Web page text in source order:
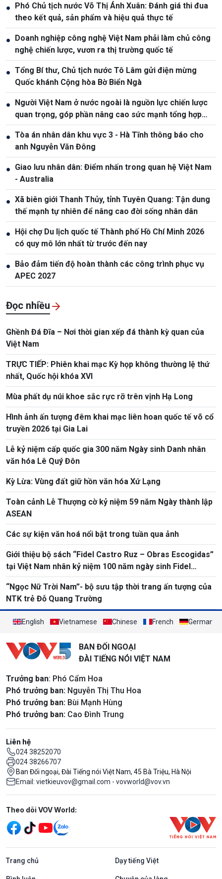
● Phó Chủ tịch nước Võ Thị Ánh Xuân: Đánh giá thi đua
theo kết quả, sản phẩm và hiệu quả thực tế
● Doanh nghiệp công nghệ Việt Nam phải làm chủ công
nghệ chiến lược, vươn ra thị trường quốc tế
● Tổng Bí thư, Chủ tịch nước Tô Lâm gửi điện mừng
Quốc khánh Cộng hòa Bờ Biển Ngà
● Người Việt Nam ở nước ngoài là nguồn lực chiến lược
quan trọng, góp phần nâng cao sức mạnh tổng hợp
quốc gia
● Tòa án nhân dân khu vực 3 - Hà Tĩnh thông báo cho
anh Nguyễn Văn Đông
● Giao lưu nhân dân: Điểm nhấn trong quan hệ Việt Nam
- Australia
● Xã biên giới Thanh Thủy, tỉnh Tuyên Quang: Tận dung
thế mạnh tự nhiên để nâng cao đời sống nhân dân
● Hội chợ Du lịch quốc tế Thành phố Hồ Chí Minh 2026
có quy mô lớn nhất từ trước đến nay
● Bảo đảm tiến độ hoàn thành các công trình phục vụ
APEC 2027
Đọc nhiều
Ghềnh Đá Đĩa – Nơi thời gian xếp đá thành kỳ quan của
Việt Nam
TRỰC TIẾP: Phiên khai mạc Kỳ họp không thường lệ thứ
nhất, Quốc hội khóa XVI
Mùa phất dụ núi khoe sắc rực rỡ trên vịnh Hạ Long
Hình ảnh ấn tượng đêm khai mạc liên hoan quốc tế võ cổ
truyền 2026 tại Gia Lai
Lễ kỷ niệm cấp quốc gia 300 năm Ngày sinh Danh nhân
văn hóa Lê Quý Đôn
Kỳ Lừa: Vùng đất giữ hồn văn hóa Xứ Lạng
Toàn cảnh Lễ Thượng cờ kỷ niệm 59 năm Ngày thành lập
ASEAN
Các sự kiện văn hoá nổi bật trong tuần qua ảnh
Giới thiệu bộ sách “Fidel Castro Ruz – Obras Escogidas”
tại Việt Nam nhân kỷ niệm 100 năm ngày sinh Fidel
Castro
“Ngọc Nữ Trời Nam”- bộ sưu tập thời trang ấn tượng của
NTK trẻ Đỗ Quang Trường
English Vietnamese Chinese French German
BAN ĐỐI NGOẠI
ĐÀI TIẾNG NÓI VIỆT NAM
Trưởng ban: Phó Cẩm Hoa
Phó trưởng ban: Nguyễn Thị Thu Hoa
Phó trưởng ban: Bùi Mạnh Hùng
Phó trưởng ban: Cao Đình Trung
Liên hệ
024 38252070
024 38266707
Ban Đối ngoại, Đài Tiếng nói Việt Nam, 45 Bà Triệu, Hà Nội
Email: vietkieuvov@gmail.com - vovworld@vov.vn
Mạng xã hội
Theo dõi VOV World:
Trang chủ Dạy tiếng Việt